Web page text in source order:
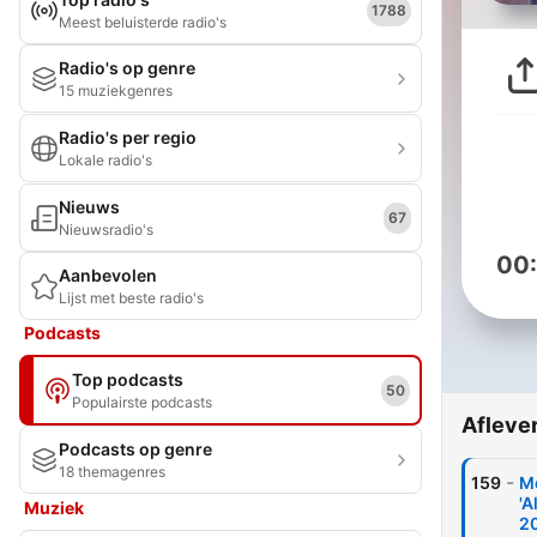
Meest beluisterde radio's
1788
Radio's op genre
15 muziekgenres
Radio's per regio
Lokale radio's
Nieuws
Nieuwsradio's
67
Aanbevolen
Lijst met beste radio's
Podcasts
Top podcasts
Populairste podcasts
50
Podcasts op genre
18 themagenres
Muziek
159 -